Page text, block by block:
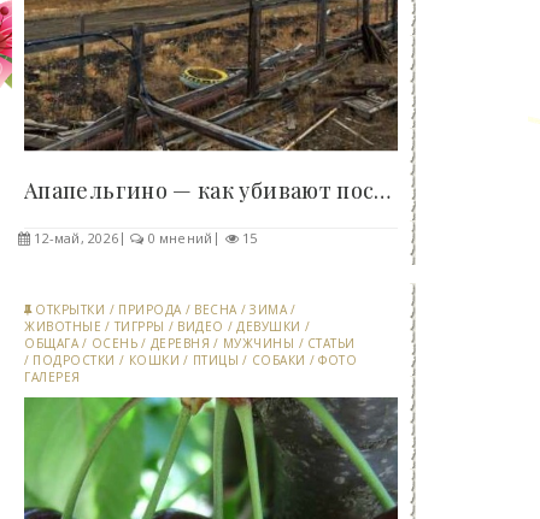
Апапельгино — как убивают поселки на Чукотке -..
12-май, 2026 0 мнений 15
ОТКРЫТКИ / ПРИРОДА / ВЕСНА /ЗИМА /
ЖИВОТНЫЕ / ТИГРРЫ / ВИДЕО / ДЕВУШКИ /
ОБЩАГА / ОСЕНЬ / ДЕРЕВНЯ / МУЖЧИНЫ / СТАТЬИ
/ ПОДРОСТКИ / КОШКИ / ПТИЦЫ / СОБАКИ /ФОТО
ГАЛЕРЕЯ